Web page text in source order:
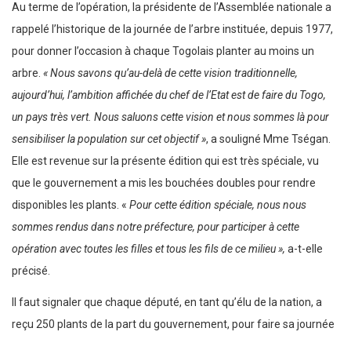
Au terme de l’opération, la présidente de l’Assemblée nationale a
rappelé l’historique de la journée de l’arbre instituée, depuis 1977,
pour donner l’occasion à chaque Togolais planter au moins un
arbre. « Nous savons qu’au-delà de cette vision traditionnelle,
aujourd’hui, l’ambition affichée du chef de l’Etat est de faire du Togo,
un pays très vert. Nous saluons cette vision et nous sommes là pour
sensibiliser la population sur cet objectif », a souligné Mme Tségan.
Elle est revenue sur la présente édition qui est très spéciale, vu
que le gouvernement a mis les bouchées doubles pour rendre
disponibles les plants. « Pour cette édition spéciale, nous nous
sommes rendus dans notre préfecture, pour participer à cette
opération avec toutes les filles et tous les fils de ce milieu », a-t-elle
précisé.
Il faut signaler que chaque député, en tant qu’élu de la nation, a
reçu 250 plants de la part du gouvernement, pour faire sa journée